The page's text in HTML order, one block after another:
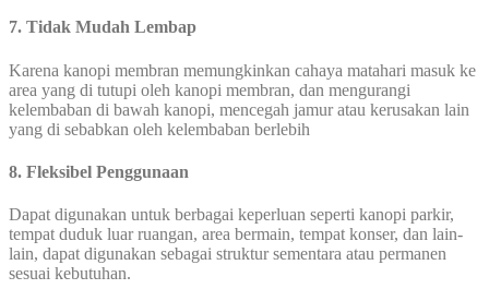
7. Tidak Mudah Lembap
Karena kanopi membran memungkinkan cahaya matahari masuk ke
area yang di tutupi oleh kanopi membran, dan mengurangi
kelembaban di bawah kanopi, mencegah jamur atau kerusakan lain
yang di sebabkan oleh kelembaban berlebih
8. Fleksibel Penggunaan
Dapat digunakan untuk berbagai keperluan seperti kanopi parkir,
tempat duduk luar ruangan, area bermain, tempat konser, dan lain-
lain, dapat digunakan sebagai struktur sementara atau permanen
sesuai kebutuhan.